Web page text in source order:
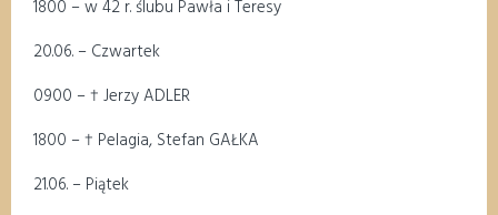
1800 –w 42 r. ślubu Pawła i Teresy
20.06. – Czwartek
0900 –† Jerzy ADLER
1800 –† Pelagia, Stefan GAŁKA
21.06. – Piątek